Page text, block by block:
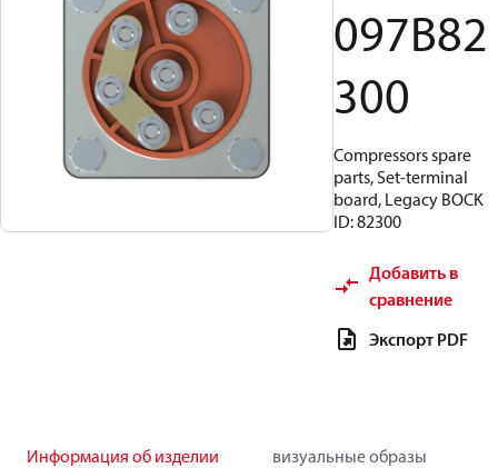
097B82
300
Compressors spare
parts, Set-terminal
board, Legacy BOCK
ID: 82300
Добавить в
сравнение
Экспорт PDF
Информация об изделии визуальные образы